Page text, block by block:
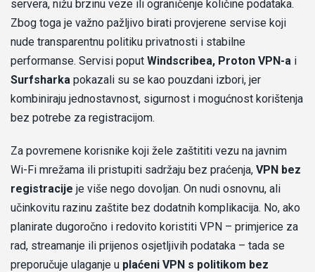
servera, nižu brzinu veze ili ograničenje količine podataka.
Zbog toga je važno pažljivo birati provjerene servise koji
nude transparentnu politiku privatnosti i stabilne
performanse. Servisi poput Windscribea, Proton VPN-a i
Surfsharka pokazali su se kao pouzdani izbori, jer
kombiniraju jednostavnost, sigurnost i mogućnost korištenja
bez potrebe za registracijom.
Za povremene korisnike koji žele zaštititi vezu na javnim
Wi-Fi mrežama ili pristupiti sadržaju bez praćenja, VPN bez
registracije je više nego dovoljan. On nudi osnovnu, ali
učinkovitu razinu zaštite bez dodatnih komplikacija. No, ako
planirate dugoročno i redovito koristiti VPN – primjerice za
rad, streamanje ili prijenos osjetljivih podataka – tada se
preporučuje ulaganje u plaćeni VPN s politikom bez